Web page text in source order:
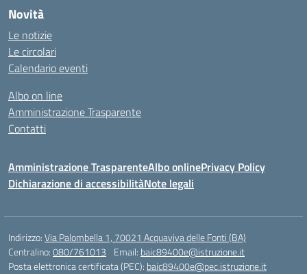
Novità
Le notizie
Le circolari
Calendario eventi
Albo on line
Amministrazione Trasparente
Contatti
Amministrazione TrasparenteAlbo onlinePrivacy Policy
Dichiarazione di accessibilitàNote legali
Indirizzo:Via Palombella 1, 70021 Acquaviva delle Fonti (BA)
Centralino:080/761013 Email: baic89400e@istruzione.it
Posta elettronica certificata (PEC): baic89400e@pec.istruzione.it